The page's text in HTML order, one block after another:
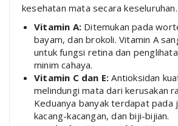
kesehatan mata secara keseluruhan.
Vitamin A: Ditemukan pada
bayam, dan brokoli. Vitamin A
untuk fungsi retina dan
minim cahaya.
Vitamin C dan E: Antioksidan
melindungi mata dari kerusakan
Keduanya banyak terdapat
kacang-kacangan, dan biji-bijian.